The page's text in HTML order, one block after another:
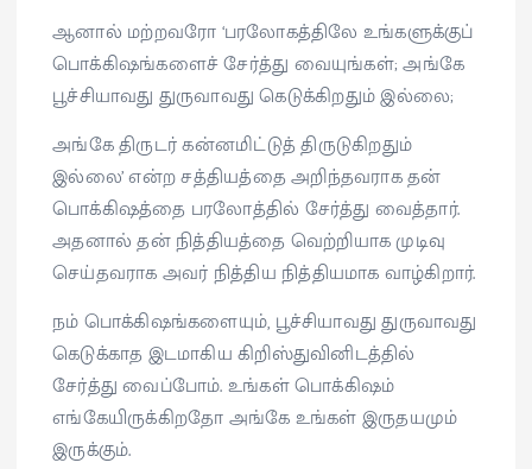
ஆனால் மற்றவரோ ‘பரலோகத்திலே உங்களுக்குப்
பொக்கிஷங்களைச் சேர்த்து வையுங்கள்; அங்கே
பூச்சியாவது துருவாவது கெடுக்கிறதும் இல்லை;
அங்கே திருடர் கன்னமிட்டுத் திருடுகிறதும்
இல்லை’ என்ற சத்தியத்தை அறிந்தவராக தன்
பொக்கிஷத்தை பரலோத்தில் சேர்த்து வைத்தார்.
அதனால் தன் நித்தியத்தை வெற்றியாக முடிவு
செய்தவராக அவர் நித்திய நித்தியமாக வாழ்கிறார்.
நம் பொக்கிஷங்களையும், பூச்சியாவது துருவாவது
கெடுக்காத இடமாகிய கிறிஸ்துவினிடத்தில்
சேர்த்து வைப்போம். உங்கள் பொக்கிஷம்
எங்கேயிருக்கிறதோ அங்கே உங்கள் இருதயமும்
இருக்கும்.